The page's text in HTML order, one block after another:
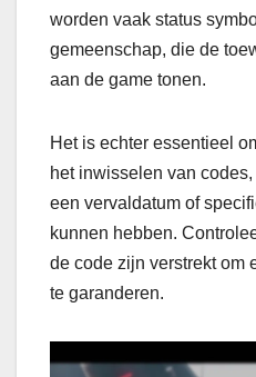
worden vaak status
gemeenschap, die de
aan de game tonen.
Het is echter essentieel
het inwisselen van
een vervaldatum of
kunnen hebben.
de code zijn verstrekt om
te garanderen.